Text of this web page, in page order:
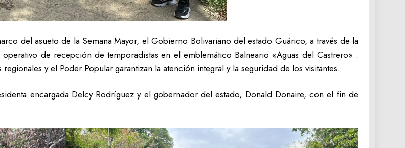
del asueto de la Semana Mayor, el Gobierno Bolivariano del estado Guárico, a través de la
de recepción de temporadistas en el emblemático Balneario «Aguas del Castrero» .
y el Poder Popular garantizan la atención integral y la seguridad de los visitantes.
encargada Delcy Rodríguez y el gobernador del estado, Donald Donaire, con el fin de